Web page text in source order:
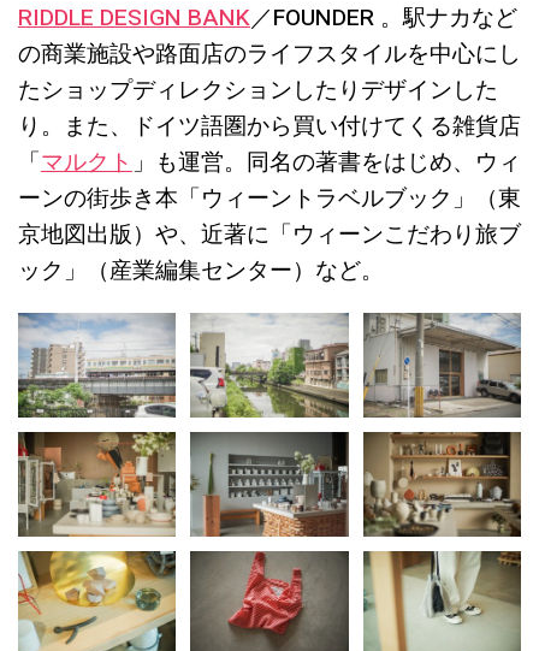
RIDDLE DESIGN BANK／FOUNDER 。駅ナカなど
の商業施設や路面店のライフスタイルを中心にし
たショップディレクションしたりデザインした
り。また、ドイツ語圏から買い付けてくる雑貨店
「マルクト」も運営。同名の著書をはじめ、ウィ
ーンの街歩き本「ウィーントラベルブック」（東
京地図出版）や、近著に「ウィーンこだわり旅ブ
ック」（産業編集センター）など。